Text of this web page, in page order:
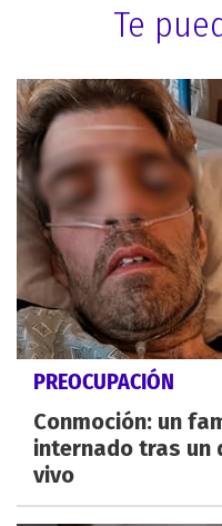
Te
PREOCUPACIÓN
Conmoción: un
internado tras un
vivo